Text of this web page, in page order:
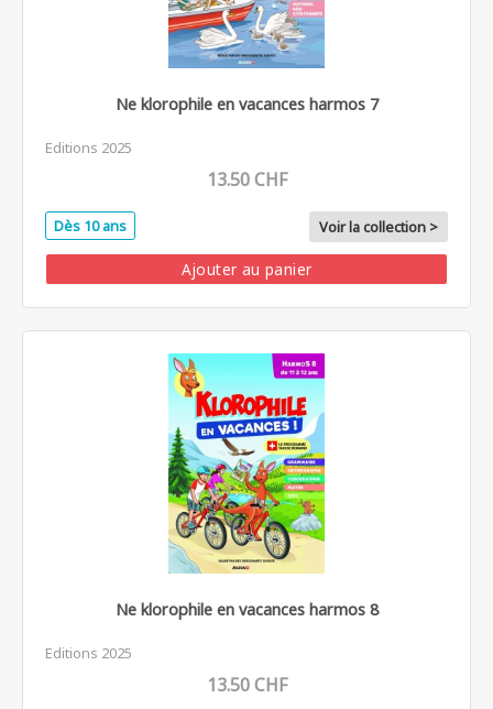
Ne klorophile en vacances harmos 7
Editions 2025
13.50 CHF
Dès 10 ans Voir la collection >
Ajouter au panier
Ne klorophile en vacances harmos 8
Editions 2025
13.50 CHF